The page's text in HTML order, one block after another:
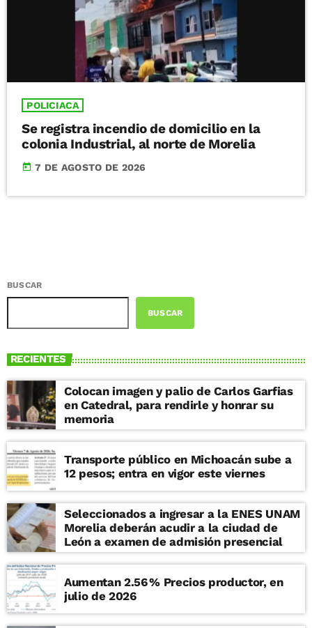
POLICIACA
Se registra incendio de domicilio en la
colonia Industrial, al norte de Morelia
today 7 DE AGOSTO DE 2026
BUSCAR
BUSCAR
RECIENTES
Colocan imagen y palio de Carlos Garfias
en Catedral, para rendirle y honrar su
memoria
Transporte público en Michoacán sube a
12 pesos; entra en vigor este viernes
Seleccionados a ingresar a la ENES UNAM
Morelia deberán acudir a la ciudad de
León a examen de admisión presencial
Aumentan 2.56 % Precios productor, en
julio de 2026